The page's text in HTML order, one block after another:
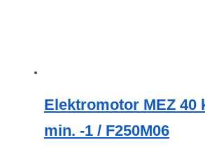
Elektromotor MEZ 40
min. -1 / F250M06